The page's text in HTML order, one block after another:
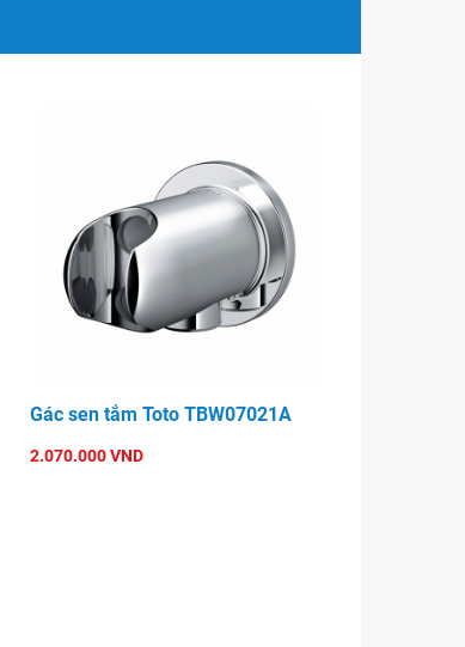
Gác sen tắm Toto TBW07021A
2.070.000 VND